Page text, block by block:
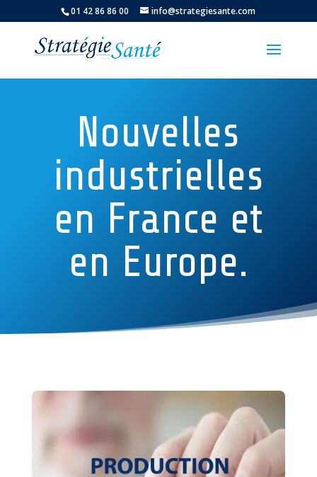
01 42 86 86 00 info@strategiesante.com
Nouvelles
industrielles
en France et
en Europe.